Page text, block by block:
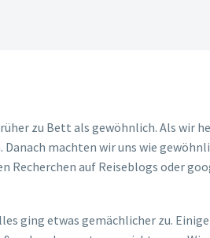
Haien einen ganzen Schwarm
Auf der anderen Seite
😉
kann man auch mal auf der Bank